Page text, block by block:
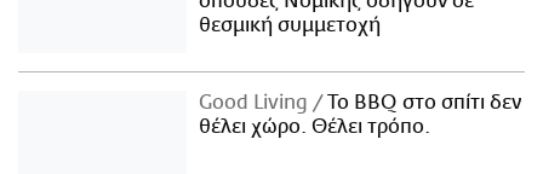
θεσμική συμμετοχή
Good Living
Το BBQ στο σπίτι δεν
θέλει χώρο. Θέλει τρόπο.